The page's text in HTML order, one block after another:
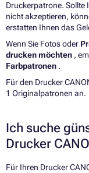
Druckerpatrone. Sollte
nicht akzeptieren,
erstatten Ihnen das
Wenn Sie Fotos oder
drucken möchten ,
Farbpatronen .
Für den Drucker
1 Originalpatronen an.
Ich suche
Drucker
Für Ihren Drucker